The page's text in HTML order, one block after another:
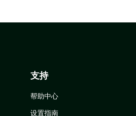
支持
帮助中心
设置指南